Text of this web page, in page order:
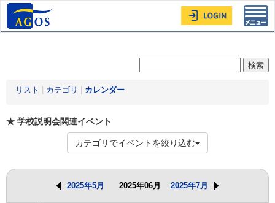
リスト カテゴリ カレンダー
★ 学校説明会関連イベント
カテゴリでイベントを絞り込む
2025年5月 2025年06月 2025年7月